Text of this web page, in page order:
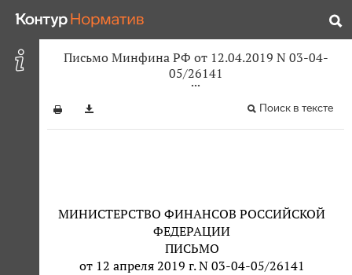
Письмо Минфина РФ от 12.04.2019 N 03-04-
05/26141
Поиск в тексте
МИНИСТЕРСТВО ФИНАНСОВ РОССИЙСКОЙ
ФЕДЕРАЦИИ
ПИСЬМО
от 12 апреля 2019 г. N 03-04-05/26141